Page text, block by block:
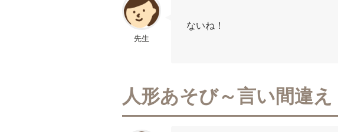
先生
ないね！
人形あそび～言い間違え